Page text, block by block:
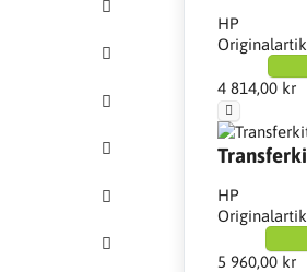
HP
4 814,00 kr
HP
5 960,00 kr